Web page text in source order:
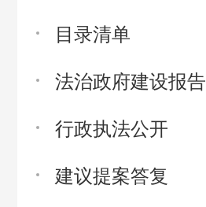
目录清单
法治政府建设报告
行政执法公开
建议提案答复